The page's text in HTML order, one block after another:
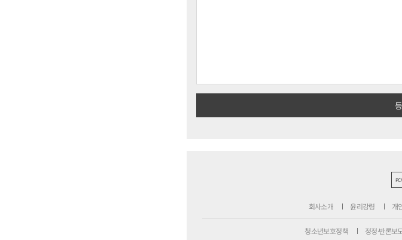
PC
회사소개 윤리강령 개
청소년보호정책 정정·반론보